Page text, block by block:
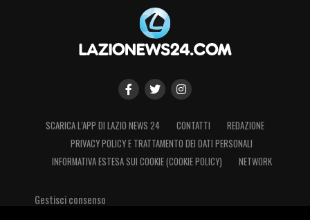
SCARICA L’APP DI LAZIO NEWS 24 CONTATTI
REDAZIONE
PRIVACY POLICY E TRATTAMENTO DEI DATI PERSONALI
INFORMATIVA ESTESA SUI COOKIE (COOKIE POLICY)
NETWORK
Gestisci consenso